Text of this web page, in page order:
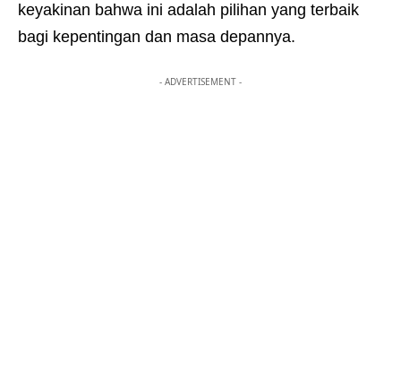
keyakinan bahwa ini adalah pilihan yang terbaik
bagi kepentingan dan masa depannya.
- ADVERTISEMENT -